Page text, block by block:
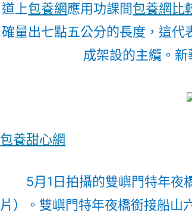
道上包養網應用功課間包養網比
確量出七點五公分的長度，這代
成架設的主纜。 新
包養甜心網
5月1日拍攝的雙嶼門特年夜
片）。雙嶼門特年夜橋銜接船山